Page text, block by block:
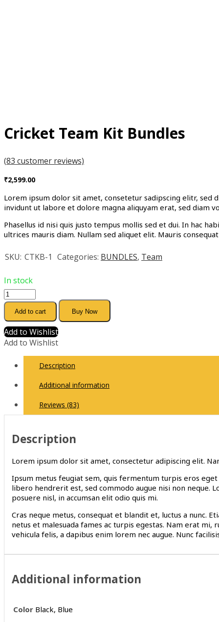
Cricket Team Kit Bundles
(83 customer reviews)
₹2,599.00
Lorem ipsum dolor sit amet, consetetur sadipscing elitr, sed
invidunt ut labore et dolore magna aliquyam erat, sed diam
Phasellus id nisi quis justo tempus mollis sed et dui. In hac
ultrices mauris diam. Nullam sed aliquet elit. Mauris
SKU: CTKB-1 Categories: BUNDLES, Team
In stock
Cricket
Team
Bundles
quantity
Add to cart Buy Now
Add to Wishlist
Add to Wishlist
Description
Additional information
Reviews (83)
Description
Lorem ipsum dolor sit amet, consectetur adipiscing elit.
Ipsum metus feugiat sem, quis fermentum turpis eros eget
libero hendrerit est, sed commodo augue nisi non neque.
posuere nisl, in accumsan elit odio quis mi.
Cras neque metus, consequat et blandit et, luctus a nunc.
netus et malesuada fames ac turpis egestas. Nam erat
vehicula felis, a dapibus enim lorem nec augue. Nunc
Additional information
Color Black, Blue